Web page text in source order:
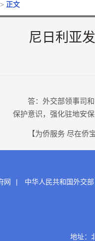
正文
尼日利亚
答：外交部领事司和
保护意识，强化驻地安
【为侨服务 尽在侨宝
网 | 中华人民共和国外交部
地址：